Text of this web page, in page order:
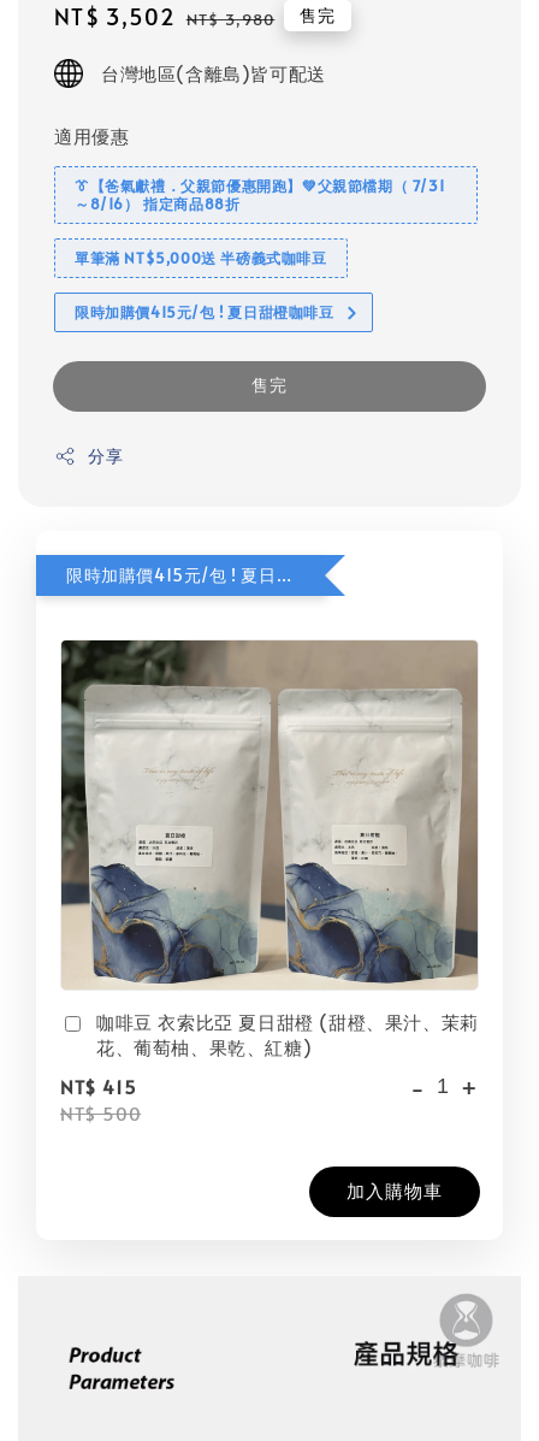
Sale
NT$ 3,502 Regular
NT$ 3,980 售完
台灣地區(含離島)皆可配送
適用優惠
👔【爸氣獻禮．父親節優惠開跑】💚父親節檔期（ 7/31
～8/16） 指定商品88折
單筆滿 NT$5,000送 半磅義式咖啡豆
限時加購價415元/包 ! 夏日甜橙咖啡豆
售完
分享
限時加購價415元/包 ! 夏日甜橙咖啡豆
咖啡豆 衣索比亞 夏日甜橙 (甜橙、果汁、茉莉
花、葡萄柚、果乾、紅糖)
NT$ 415
NT$ 500
- +
加入購物車